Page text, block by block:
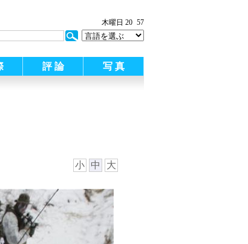
木曜日 20 57
評 論 写 真
小 中 大